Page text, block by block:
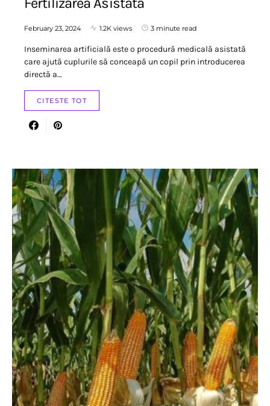
February 23, 2024 1.2K views 3 minute read
Inseminarea artificială este o procedură medicală asistată
care ajută cuplurile să conceapă un copil prin introducerea
directă a…
CITESTE TOT